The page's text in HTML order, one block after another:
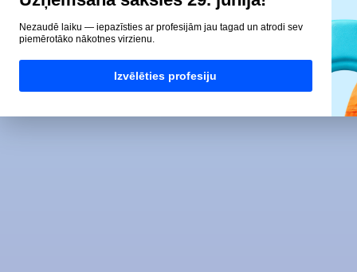
Nezaudē laiku — iepazīsties ar profesijām jau tagad un atrodi sev
piemērotāko nākotnes virzienu.
Izvēlēties profesiju